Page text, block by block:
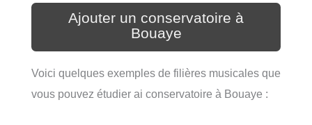
Ajouter un conservatoire à
Bouaye
Voici quelques exemples de filières musicales que
vous pouvez étudier ai conservatoire à Bouaye :